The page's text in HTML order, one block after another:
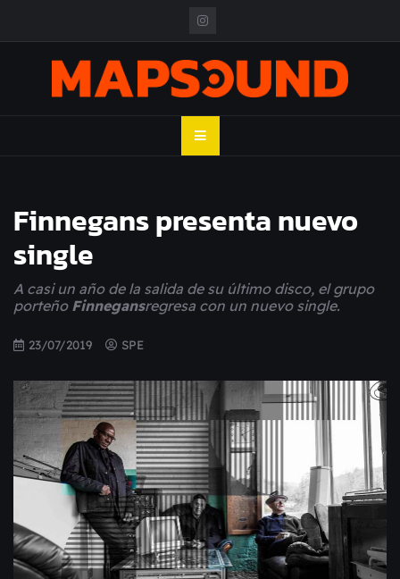
MAPSOUND
Finnegans presenta nuevo
single
A casi un año de la salida de su último disco, el grupo
porteño Finnegansregresa con un nuevo single.
23/07/2019 SPE